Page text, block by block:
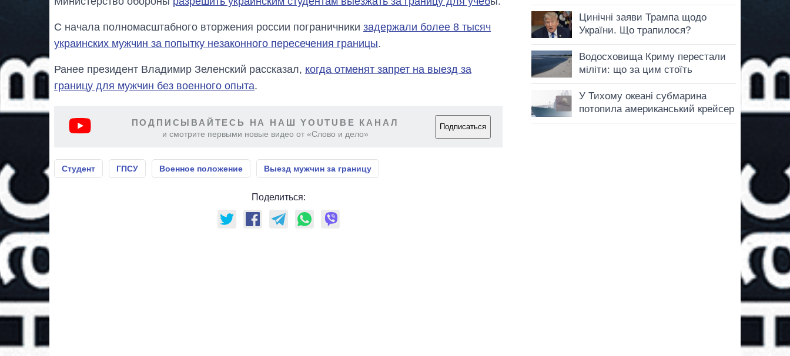
С начала полномасштабного вторжения россии пограничники задержали более 8 тысяч
украинских мужчин за попытку незаконного пересечения границы.
Ранее президент Владимир Зеленский рассказал, когда отменят запрет на выезд за
границу для мужчин без военного опыта.
ПОДПИСЫВАЙТЕСЬ НА НАШ YOUTUBE КАНАЛ
и смотрите первыми новые видео от «Слово и дело»
Подписаться
Студент ГПСУ Военное положение Выезд мужчин за границу
Поделиться: